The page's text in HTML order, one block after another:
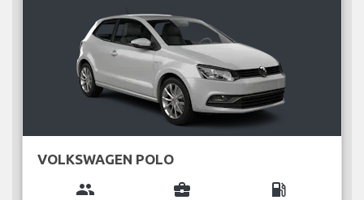
VOLKSWAGEN POLO
group business_center local_gas_station